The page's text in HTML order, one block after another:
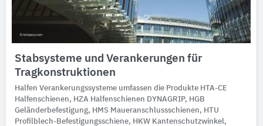
Stabsysteme und Verankerungen für
Tragkonstruktionen
Halfen Verankerungssysteme umfassen die Produkte HTA-CE
Halfenschienen, HZA Halfenschienen DYNAGRIP, HGB
Geländerbefestigung, HMS Maueranschlussschienen, HTU
Profilblech-Befestigungsschiene, HKW Kantenschutzwinkel,